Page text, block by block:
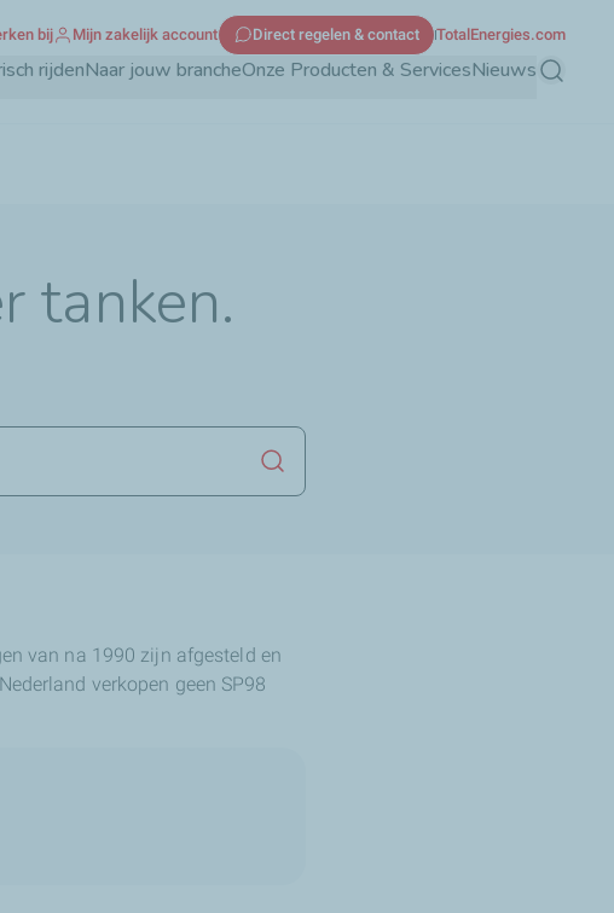
rijdenNaar jouw brancheOnze Producten & ServicesNieuws Zoeken
bij Mijn zakelijk account Direct regelen & contact TotalEnergies.com
tanken.
Zoekopdracht starten
van na 1990 zijn afgesteld en
verkopen geen SP98